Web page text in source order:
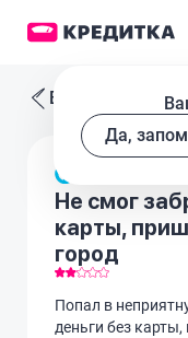
Да,
Все отзывы
Не смог
карты,
город
Попал в
деньги без